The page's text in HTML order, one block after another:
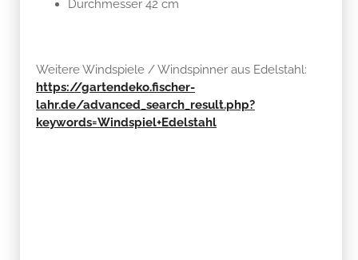
Durchmesser 42 cm
Weitere Windspiele / Windspinner aus Edelstahl:
https://gartendeko.fischer-
lahr.de/advanced_search_result.php?
keywords=Windspiel+Edelstahl